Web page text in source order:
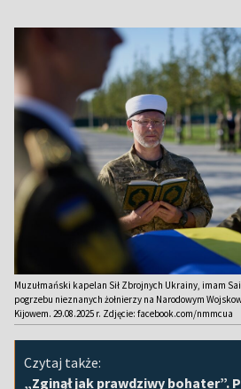
Muzułmański kapelan Sił Zbrojnych Ukrainy, imam
pogrzebu nieznanych żołnierzy na Narodowym
Kijowem. 29.08.2025 r. Zdjęcie: facebook.com/nmmcua
Czytaj także:
„Zginął jak prawdziwy bohater”.